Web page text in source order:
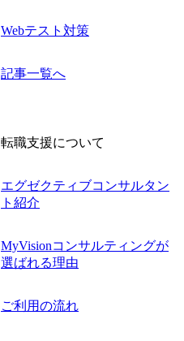
Webテスト対策
記事一覧へ
転職支援について
エグゼクティブコンサルタン
ト紹介
MyVisionコンサルティングが
選ばれる理由
ご利用の流れ